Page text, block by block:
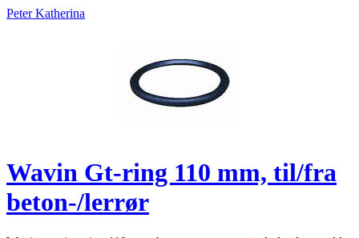
Peter Katherina
Wavin Gt-ring 110 mm, til/fra
beton-/lerrør